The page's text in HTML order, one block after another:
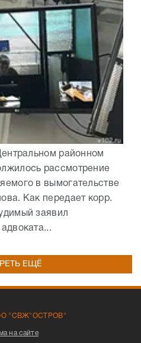
районном
рассмотрение
в вымогательстве
Как передает корр.
заявил
ЕЩЁ
"СВЖ"ОСТРОВ"
на сайте